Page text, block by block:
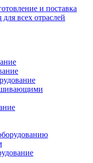
и поставка
всех отраслей